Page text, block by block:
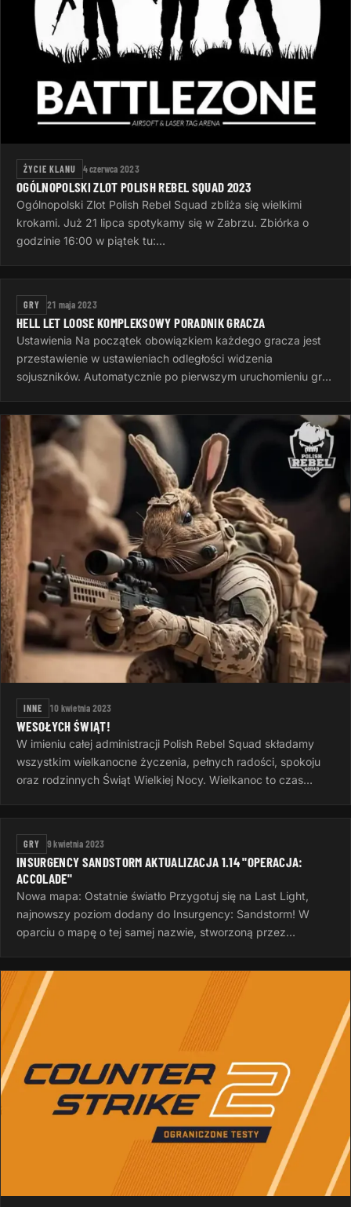
ŻYCIE KLANU 4 czerwca 2023
OGÓLNOPOLSKI ZLOT POLISH REBEL SQUAD 2023
Ogólnopolski Zlot Polish Rebel Squad zbliża się wielkimi
krokami. Już 21 lipca spotykamy się w Zabrzu. Zbiórka o
godzinie 16:00 w piątek tu:
GRY 21 maja 2023
HELL LET LOOSE KOMPLEKSOWY PORADNIK GRACZA
Ustawienia Na początek obowiązkiem każdego gracza jest
przestawienie w ustawieniach odległości widzenia
sojuszników. Automatycznie po pierwszym uruchomieniu gry
INNE 10 kwietnia 2023
WESOŁYCH ŚWIĄT!
W imieniu całej administracji Polish Rebel Squad składamy
wszystkim wielkanocne życzenia, pełnych radości, spokoju
oraz rodzinnych Świąt Wielkiej Nocy. Wielkanoc to czas
GRY 9 kwietnia 2023
INSURGENCY SANDSTORM AKTUALIZACJA 1.14 "OPERACJA:
ACCOLADE"
Nowa mapa: Ostatnie światło Przygotuj się na Last Light,
najnowszy poziom dodany do Insurgency: Sandstorm! W
oparciu o mapę o tej samej nazwie, stworzoną przez